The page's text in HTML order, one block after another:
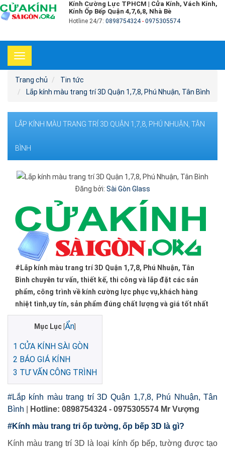
Kính Cường Lực TPHCM | Cửa Kính, Vách Kính,
Kính Ốp Bếp Quận 4,7,6,8, Nhà Bè
Hotline 24/7: 0898754324- 0975305574
Toggle
navigation
Trang chủ
Tin tức
Lắp kính màu trang trí 3D Quận 1,7,8, Phú Nhuận, Tân Bình
LẮP KÍNH MÀU TRANG TRÍ 3D QUẬN 1,7,8, PHÚ NHUẬN, TÂN
BÌNH
Đăng bởi: Sài Gòn Glass
#Lắp kính màu trang trí 3D Quận 1,7,8, Phú Nhuận, Tân
Bình chuyên tư vấn, thiết kế, thi công và lắp đặt các sản
phẩm, công trình về kính cường lực phục vụ,khách hàng
nhiệt tình,uy tín, sản phẩm đúng chất lượng và giá tốt nhất
Mục Lục Ẩn
1 CỬA KÍNH SÀI GÒN
2 BÁO GIÁ KÍNH
3 TƯ VẤN CÔNG TRÌNH
#Lắp kính màu trang trí 3D Quận 1,7,8, Phú Nhuận, Tân
Bình
Hotline: 0898754324 - 0975305574 Mr Vượng
#Kính màu trang tri ốp tường, ốp bếp 3D là gì?
Kính màu trang trí 3D là loại kính ốp bếp, tường được tạo